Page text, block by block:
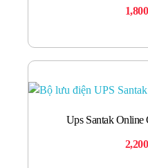
Ups Santak